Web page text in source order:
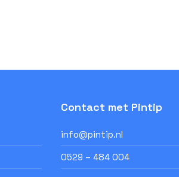
Contact met Pintip
info@pintip.nl
0529 – 484 004